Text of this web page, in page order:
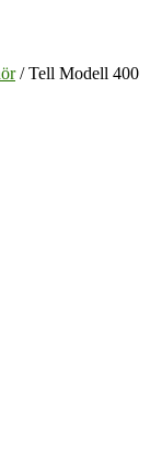
/ Tell Modell 400